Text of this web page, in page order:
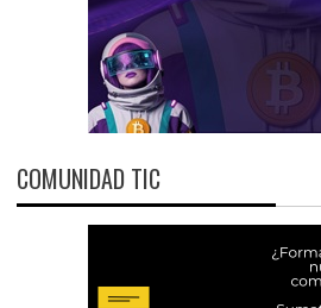
COMUNIDAD TIC